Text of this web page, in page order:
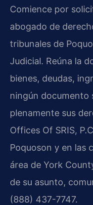
Comience por
abogado de
tribunales de
Judicial. Reúna la
bienes, deudas,
ningún documento
plenamente sus
Offices Of SRIS,
Poquoson y en las
área de York
de su asunto,
(888) 437-7747.